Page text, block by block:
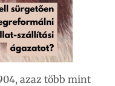
azaz több mint